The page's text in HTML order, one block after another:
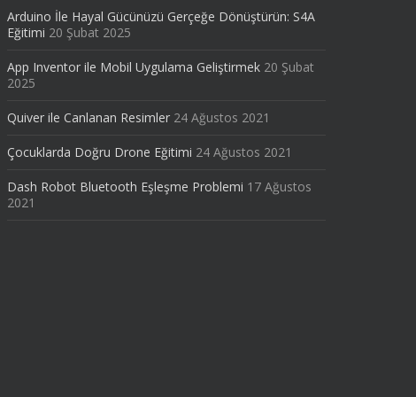
Arduino İle Hayal Gücünüzü Gerçeğe Dönüştürün: S4A
Eğitimi 20 Şubat 2025
App Inventor ile Mobil Uygulama Geliştirmek 20 Şubat
2025
Quiver ile Canlanan Resimler 24 Ağustos 2021
Çocuklarda Doğru Drone Eğitimi 24 Ağustos 2021
Dash Robot Bluetooth Eşleşme Problemi 17 Ağustos
2021